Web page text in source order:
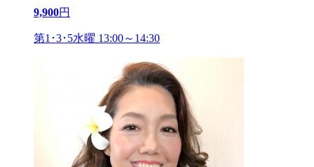
9,900円
第1･3･5水曜 13:00～14:30